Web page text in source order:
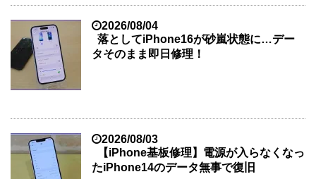
2026/08/04
落としてiPhone16が砂嵐状態に…デー
タそのまま即日修理！
2026/08/03
【iPhone基板修理】電源が入らなくなっ
たiPhone14のデータ無事で復旧